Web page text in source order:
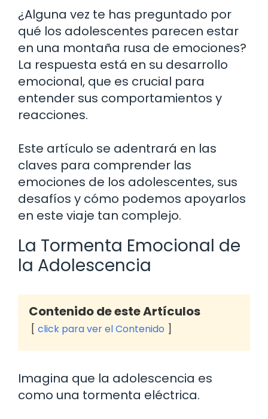
¿Alguna vez te has preguntado por
qué los adolescentes parecen estar
en una montaña rusa de emociones?
La respuesta está en su desarrollo
emocional, que es crucial para
entender sus comportamientos y
reacciones.
Este artículo se adentrará en las
claves para comprender las
emociones de los adolescentes, sus
desafíos y cómo podemos apoyarlos
en este viaje tan complejo.
La Tormenta Emocional de
la Adolescencia
Contenido de este Artículos
click para ver el Contenido
Imagina que la adolescencia es
como una tormenta eléctrica.